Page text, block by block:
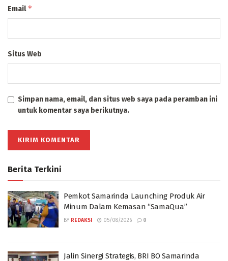
Email*
Situs Web
Simpan nama, email, dan situs web saya pada peramban ini
untuk komentar saya berikutnya.
Berita Terkini
Pemkot Samarinda Launching Produk Air
Minum Dalam Kemasan “SamaQua”
BY REDAKSI 05/08/2026 0
Jalin Sinergi Strategis, BRI BO Samarinda